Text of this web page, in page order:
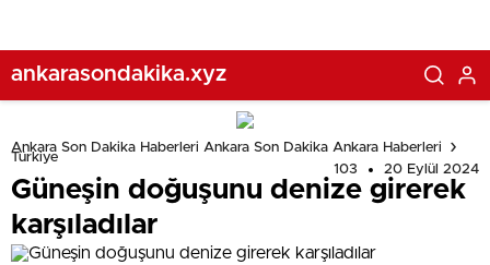
ankarasondakika.xyz
Ankara Son Dakika Haberleri Ankara Son Dakika Ankara Haberleri
Türkiye
103
20 Eylül 2024
Güneşin doğuşunu denize girerek
karşıladılar